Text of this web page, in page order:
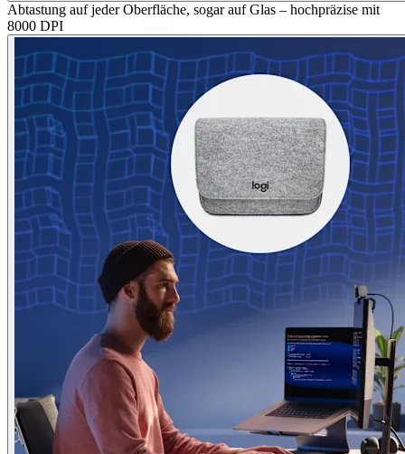
Abtastung auf jeder Oberfläche, sogar auf Glas – hochpräzise mit
8000 DPI